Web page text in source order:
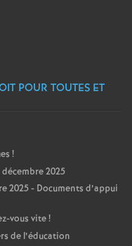
POUR TOUTES ET
!
2025
2025 - Documents d’appui
vous vite!
de l’éducation